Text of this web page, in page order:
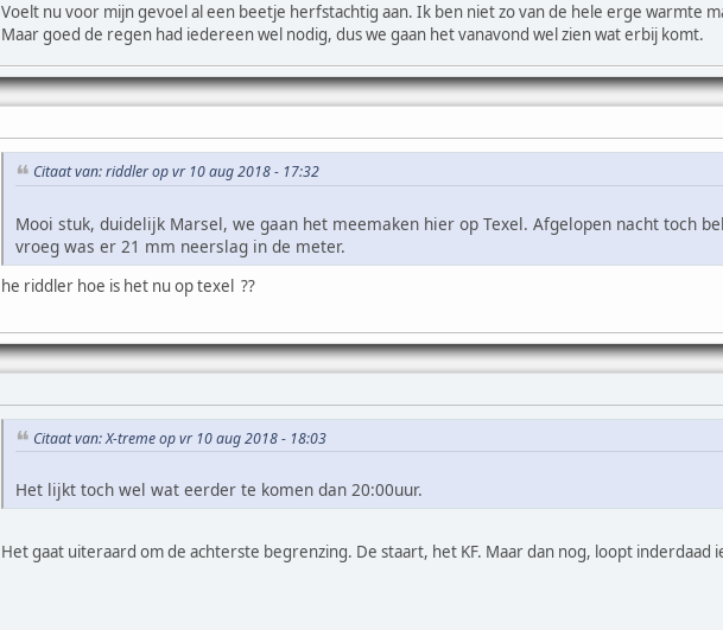
Voelt nu voor mijn gevoel al een beetje herfstachtig aan. Ik ben niet zo van de hele erge warmte
Maar goed de regen had iedereen wel nodig, dus we gaan het vanavond wel zien wat erbij komt.
Citaat van: riddler op vr 10 aug 2018 - 17:32
Mooi stuk, duidelijk Marsel, we gaan het meemaken hier op Texel. Afgelopen nacht toch
vroeg was er 21 mm neerslag in de meter.
he riddler hoe is het nu op texel ??
Citaat van: X-treme op vr 10 aug 2018 - 18:03
Het lijkt toch wel wat eerder te komen dan 20:00uur.
Het gaat uiteraard om de achterste begrenzing. De staart, het KF. Maar dan nog, loopt inderdaad